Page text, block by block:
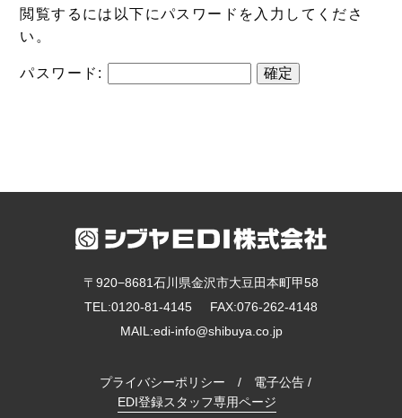
閲覧するには以下にパスワードを入力してくださ
い。
パスワード:
〒920−8681石川県金沢市大豆田本町甲58
TEL:0120-81-4145
FAX:076-262-4148
MAIL:edi-info@shibuya.co.jp
プライバシーポリシー / 電子公告 /
EDI登録スタッフ専用ページ